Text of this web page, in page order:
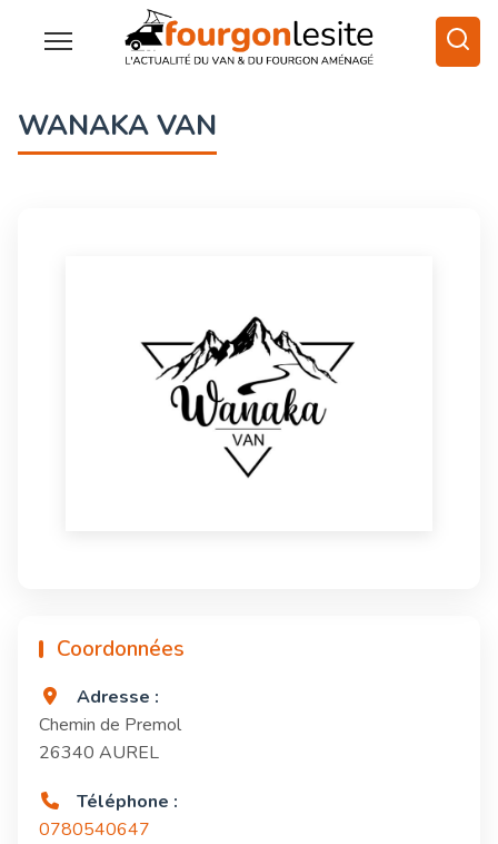
WANAKA VAN
Coordonnées
Adresse :
Chemin de Premol
26340 AUREL
Téléphone :
0780540647